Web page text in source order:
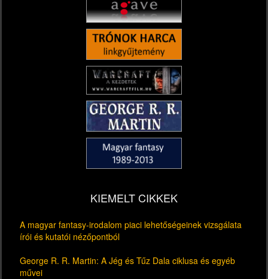
KIEMELT CIKKEK
A magyar fantasy-irodalom piaci lehetőségeinek vizsgálata
írói és kutatói nézőpontból
George R. R. Martin: A Jég és Tűz Dala ciklusa és egyéb
művei